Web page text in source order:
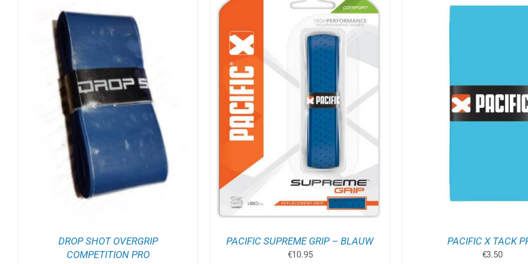
DROP SHOT OVERGRIP
COMPETITION PRO
TOEVOEGEN AAN WINKELWAGEN
PACIFIC SUPREME GRIP – BLAUW
€10.95
TOEVOEGEN AAN WINKELWAGEN
DETAILS
PACIFIC X TACK
€3.50
OPTIES SELECTEREN